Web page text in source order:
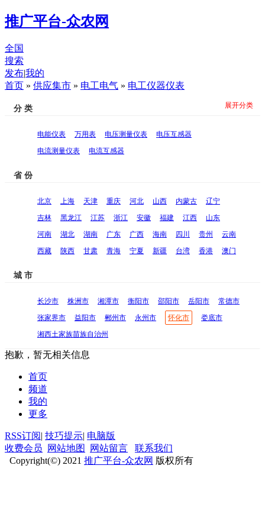
推广平台-众农网
全国
搜索
发布|我的
首页 » 供应集市 » 电工电气 » 电工仪器仪表
分 类
电能仪表 万用表 电压测量仪表
电压互感器
电流测量仪表
电流互感器
展开分类
省 份
北京 上海 天津 重庆 河北 山西 内蒙古
辽宁
吉林
黑龙江 江苏 浙江 安徽 福建 江西
山东
河南
湖北 湖南 广东 广西 海南 四川 贵州
云南
西藏
陕西 甘肃 青海 宁夏 新疆 台湾 香港 澳门
城 市
长沙市 株洲市 湘潭市 衡阳市 邵阳市 岳阳市
常德市
张家界市
益阳市 郴州市 永州市 怀化市
娄底市
湘西土家族苗族自治州
抱歉，暂无相关信息
首页
频道
我的
更多
RSS订阅| 技巧提示| 电脑版
收费会员
网站地图 网站留言
联系我们
Copyright(©) 2021 推广平台-众农网 版权所有